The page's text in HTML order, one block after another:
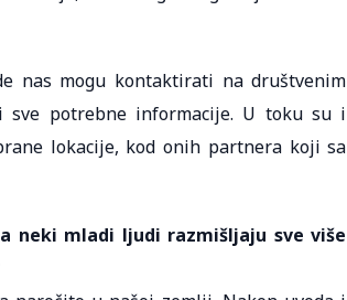
nas mogu kontaktirati na društvenim
potrebne informacije. U toku su i
lokacije, kod onih partnera koji sa
neki mladi ljudi razmišljaju sve više